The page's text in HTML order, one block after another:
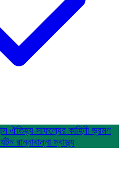
ঐতিহ্য সাফল্যের কাহিনীভ্রমণ
রান্নাবান্নাস্বাস্থ্য